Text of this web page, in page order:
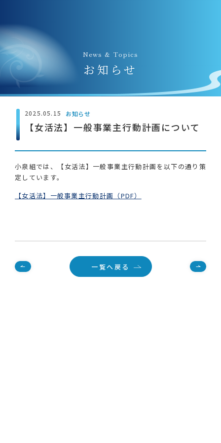
News & Topics
お知らせ
2025.05.15 お知らせ
【女活法】一般事業主行動計画について
小泉組では、【女活法】一般事業主行動計画を以下の通り策
定しています。
【女活法】一般事業主行動計画（PDF）
一覧へ戻る